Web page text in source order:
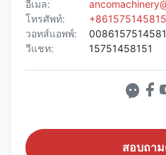
อีเมล:
โทรศัพท์:
วอทส์แอพพ์:
วีแชท:
15751458151
สอบถา